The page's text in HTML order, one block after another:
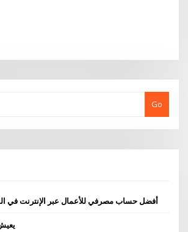
Go
أفضل حساب مصرفي للأعمال عبر الإنترنت في